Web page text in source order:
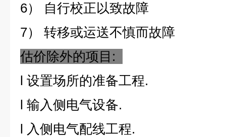
6） 自行校正以致故障
7） 转移或运送不慎而故障
估价除外的项目:
l 设置场所的准备工程.
l 输入侧电气设备.
l 入侧电气配线工程.